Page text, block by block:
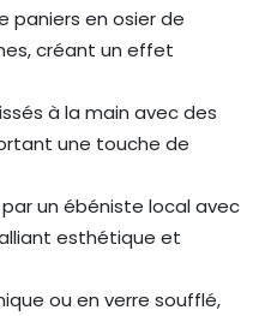
paniers en osier de
créant un effet
à la main avec des
une touche de
un ébéniste local avec
esthétique et
ou en verre soufflé,